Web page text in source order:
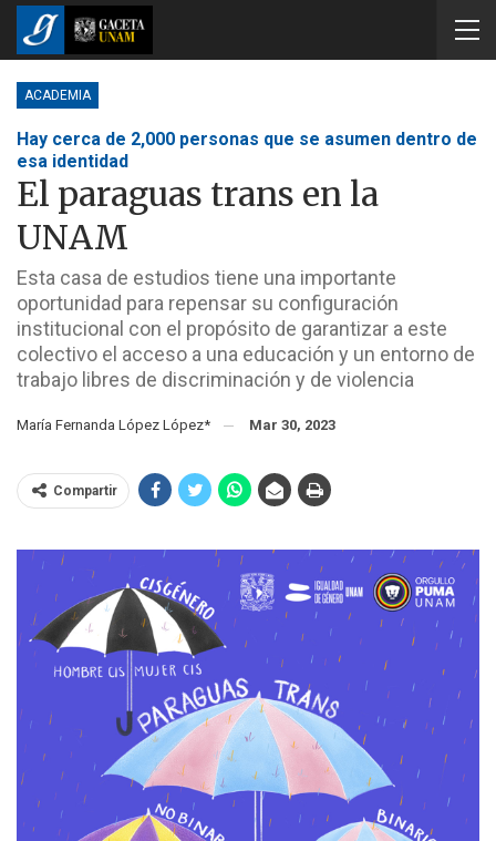
ACADEMIA
Hay cerca de 2,000 personas que se asumen dentro de
esa identidad
El paraguas trans en la
UNAM
Esta casa de estudios tiene una importante
oportunidad para repensar su configuración
institucional con el propósito de garantizar a este
colectivo el acceso a una educación y un entorno de
trabajo libres de discriminación y de violencia
María Fernanda López López* Mar 30, 2023
Compartir